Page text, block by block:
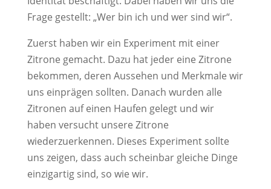
Frage gestellt: „Wer bin ich und wer sind wir“.
Zuerst haben wir ein Experiment mit einer
Zitrone gemacht. Dazu hat jeder eine Zitrone
bekommen, deren Aussehen und Merkmale wir
uns einprägen sollten. Danach wurden alle
Zitronen auf einen Haufen gelegt und wir
haben versucht unsere Zitrone
wiederzuerkennen. Dieses Experiment sollte
uns zeigen, dass auch scheinbar gleiche Dinge
einzigartig sind, so wie wir.